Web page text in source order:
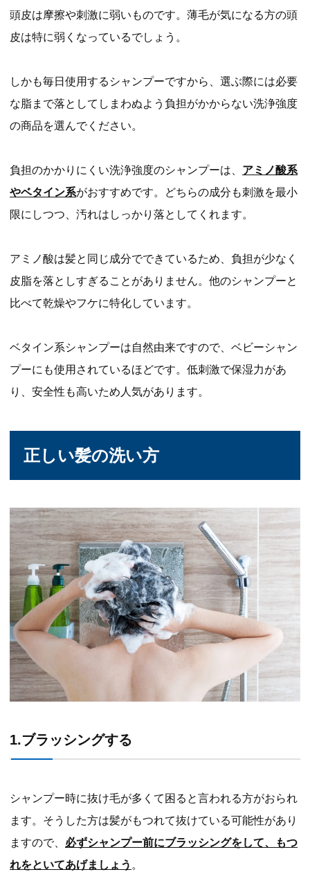
頭皮は摩擦や刺激に弱いものです。薄毛が気になる方の頭
皮は特に弱くなっているでしょう。
しかも毎日使用するシャンプーですから、選ぶ際には必要
な脂まで落としてしまわぬよう負担がかからない洗浄強度
の商品を選んでください。
負担のかかりにくい洗浄強度のシャンプーは、 アミノ酸系
やベタイン系がおすすめです。どちらの成分も刺激を最小
限にしつつ、汚れはしっかり落としてくれます。
アミノ酸は髪と同じ成分でできているため、負担が少なく
皮脂を落としすぎることがありません。他のシャンプーと
比べて乾燥やフケに特化しています。
ベタイン系シャンプーは自然由来ですので、ベビーシャン
プーにも使用されているほどです。低刺激で保湿力があ
り、安全性も高いため人気があります。
正しい髪の洗い方
1.ブラッシングする
シャンプー時に抜け毛が多くて困ると言われる方がおられ
ます。そうした方は髪がもつれて抜けている可能性があり
ますので、 必ずシャンプー前にブラッシングをして、もつ
れをといてあげましょう 。